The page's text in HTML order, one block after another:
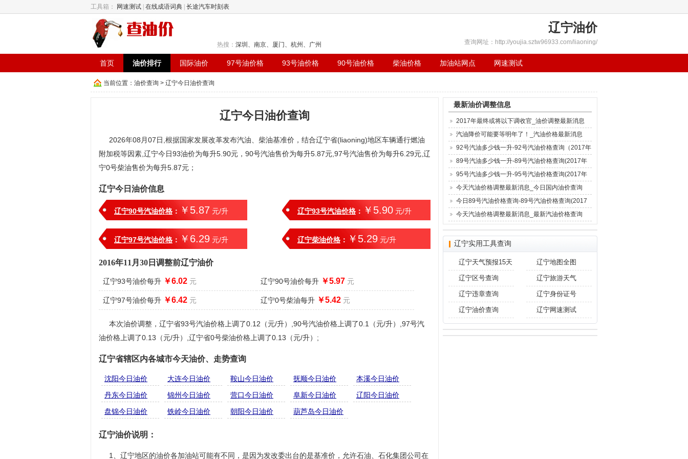
热搜： 深圳 、 南京、 厦门、 杭州 、 广州
辽宁油价
查询网址：http://youjia.sztw96933.com/liaoning/
首页 油价排行 国际油价 97号油价格 93号油价格 90号油价格 柴油价格 加油站网点 网速测试
工具箱： 网速测试 在线成语词典 长途汽车时刻表
当前位置： 油价查询 > 辽宁今日油价查询
辽宁今日油价查询
2026年08月07日,根据国家发展改革发布汽油、柴油基准价，结合辽宁省(liaoning)地区车辆通行燃油
附加税等因素,辽宁今日93油价为每升5.90元，90号汽油售价为每升5.87元,97号汽油售价为每升6.29元,辽
宁0号柴油售价为每升5.87元；
辽宁今日油价信息
辽宁90号汽油价格 ： ￥5.87 元/升 辽宁93号汽油价格 ： ￥5.90 元/升
辽宁97号汽油价格 ： ￥6.29 元/升 辽宁柴油价格 ： ￥5.29 元/升
2016年11月30日调整前辽宁油价
辽宁93号油价每升 ￥6.02 元 辽宁90号油价每升 ￥5.97 元
辽宁97号油价每升 ￥6.42 元 辽宁0号柴油每升 ￥5.42 元
本次油价调整，辽宁省93号汽油价格上调了0.12（元/升）,90号汽油价格上调了0.1（元/升）,97号汽
油价格上调了0.13（元/升）,辽宁省0号柴油价格上调了0.13（元/升）;
辽宁省辖区内各城市今天油价、走势查询
沈阳今日油价 大连今日油价 鞍山今日油价 抚顺今日油价
本溪今日油价
丹东今日油价
锦州今日油价 营口今日油价 阜新今日油价
辽阳今日油价
盘锦今日油价
铁岭今日油价 朝阳今日油价 葫芦岛今日油价
辽宁油价说明：
1、辽宁地区的油价各加油站可能有不同，是因为发改委出台的是基准价，允许石油、石化集团公司在
最新油价调整信息
2017年最终或将以下调收官_油价调整最新消息
汽油降价可能要等明年了！_汽油价格最新消息
92号汽油多少钱一升-92号汽油价格查询（2017年
12月4日）
89号汽油多少钱一升-89号汽油价格查询(2017年
12月4日)
95号汽油多少钱一升-95号汽油价格查询(2017年
12月4日)
今天汽油价格调整最新消息_今日国内油价查询
(2017年12月4日)
今日89号汽油价格查询-89号汽油价格查询(2017
年11月29日)
今天汽油价格调整最新消息_最新汽油价格查询
辽宁实用工具查询
辽宁天气预报15天 辽宁地图全图
辽宁区号查询 辽宁旅游天气
辽宁违章查询 辽宁身份证号
辽宁油价查询 辽宁网速测试